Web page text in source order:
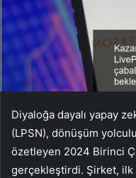
Diyaloğa dayalı yapay
(LPSN), dönüşüm
özetleyen 2024 Birinci
gerçekleştirdi. Şirket,